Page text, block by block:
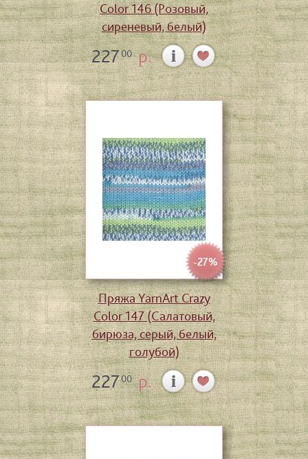
Color 146 (Розовый,
сиреневый, белый)
22700р.
-27%
Пряжа YarnArt Crazy
Color 147 (Салатовый,
бирюза, серый, белый,
голубой)
22700р.